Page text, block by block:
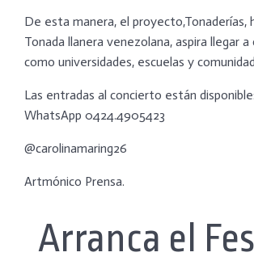
De esta manera, el proyecto,Tonaderías,
Tonada llanera venezolana, aspira llegar
como universidades, escuelas y
Las entradas al concierto están
WhatsApp 0424.4905423
@carolinamaring26
Artmónico Prensa.
Arranca el